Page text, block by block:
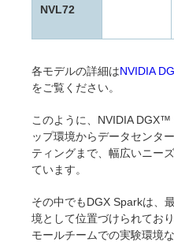
NVL72
各モデルの詳細はNVIDIA
をご覧ください。
このように、NVIDIA
ップ環境からデータセンタ
ティングまで、幅広いニー
ています。
その中でもDGX Sparkは、
境として位置づけられてお
モールチームでの実験環境